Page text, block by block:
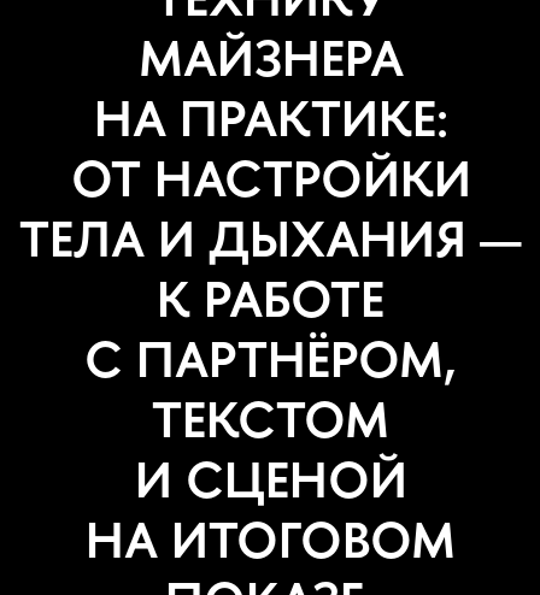
Это очная практическая программа
по технике Майзнера для тех, кто
уже имеет базу в актёрском
мастерстве и хочет развить более
точное, живое и честное
существование в сцене.
В центре курса — внимание
к партнёру, инстинктивная реакция
в моменте и работа «здесь
и сейчас». Участники проходят путь
психофизической настройки
и дыхательно-голосовой опоры
до парных упражнений, работы
с повтором, сценической задачей
Финалом программы
становится внутренний показ,
в котором метод применяется уже
не как упражнение, а как рабочий
инструмент актёрской сцены.